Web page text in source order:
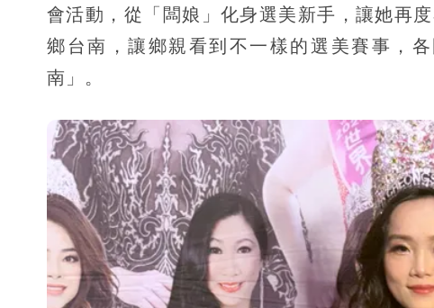
會活動，從「闆娘」化身選美新手，讓她再
鄉台南，讓鄉親看到不一樣的選美賽事，
南」。